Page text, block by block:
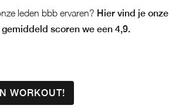
leden bbb ervaren? Hier vind je onze
scoren we een 4,9.
WORKOUT!